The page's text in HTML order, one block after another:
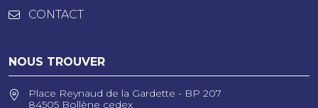
CONTACT
NOUS TROUVER
Place Reynaud de la Gardette - BP 207
84505 Bollène cedex